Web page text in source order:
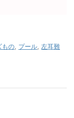
もの プール 左耳難